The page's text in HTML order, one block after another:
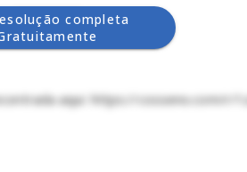
Letra E
aqui: https://cosseno.com/r/
completa